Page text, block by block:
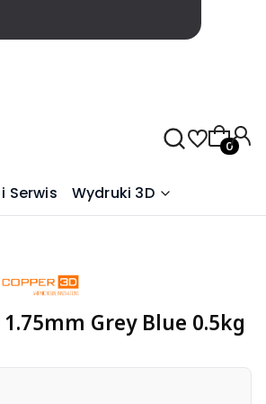
Serwis Wydruki 3D
Grey Blue 0.5kg